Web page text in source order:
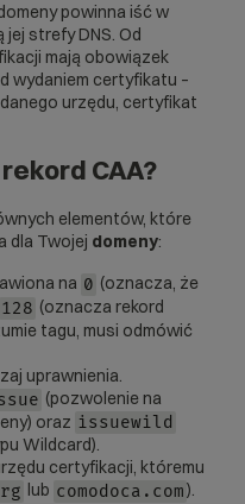
powinna iść w
strefy DNS. Od
mają obowiązek
wydaniem certyfikatu –
urzędu, certyfikat
CAA?
elementów, które
dla Twojej domeny:
na 0 (oznacza, że
128 (oznacza rekord
tagu, musi odmówić
uprawnienia.
(pozwolenie na
oraz issuewild
Wildcard).
certyfikacji, któremu
lub comodoca.com).